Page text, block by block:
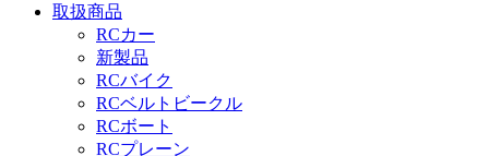
取扱商品
RCカー
新製品
RCバイク
RCベルトビークル
RCボート
RCプレーン